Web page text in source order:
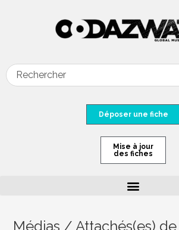
Déposer une fiche
Mise à jour
des fiches
Médias / Attachés(es)